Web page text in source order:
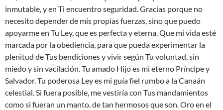
inmutable, y en Ti encuentro seguridad. Gracias porque no
necesito depender de mis propias fuerzas, sino que puedo
apoyarme en Tu Ley, que es perfecta y eterna. Que mi vida esté
marcada por la obediencia, para que pueda experimentar la
plenitud de Tus bendiciones y vivir según Tu voluntad, sin
miedo y sin vacilación. Tu amado Hijo es mi eterno Príncipe y
Salvador. Tu poderosa Ley es mi guía fiel rumbo a la Canaán
celestial. Si fuera posible, me vestiría con Tus mandamientos
como si fueran un manto, de tan hermosos que son. Oro en el